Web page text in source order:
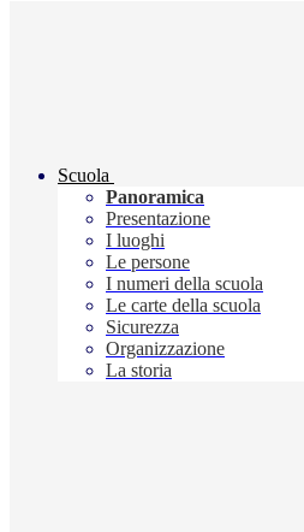
Scuola
Panoramica
Presentazione
I luoghi
Le persone
I numeri della scuola
Le carte della scuola
Sicurezza
Organizzazione
La storia